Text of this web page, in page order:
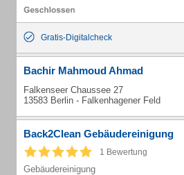
Gratis-Digitalcheck
Bachir Mahmoud Ahmad
Falkenseer Chaussee 27
13583 Berlin - Falkenhagener Feld
Back2Clean Gebäudereinigung
1 Bewertung
Gebäudereinigung